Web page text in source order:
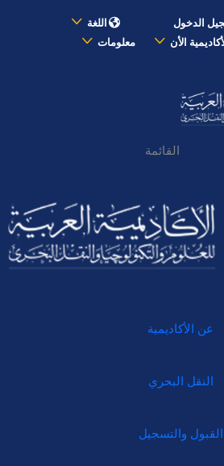
الدخول
اللغة
الأن معلومات
القائمة
عن الأكاديمية
النقل البحري
القبول والتسجيل